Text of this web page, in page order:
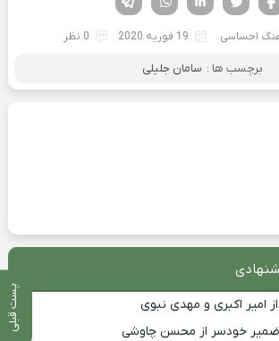
پست قبلی
احساسی 19 فوریه 2020 0 نظر
برچسب ها : سامان جلیلی
امیر اکبری و مهدی نبوی
ضمیر خودسر از محسن چاوشی